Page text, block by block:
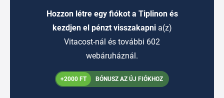
Hozzon létre egy fiókot a Tiplinon és
kezdjen el pénzt visszakapni a(z)
Vitacost-nál és további 602
webáruháznál.
+2000 FT BÓNUSZ AZ ÚJ FIÓKHOZ